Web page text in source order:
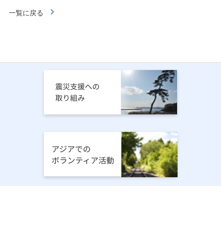
一覧に戻る